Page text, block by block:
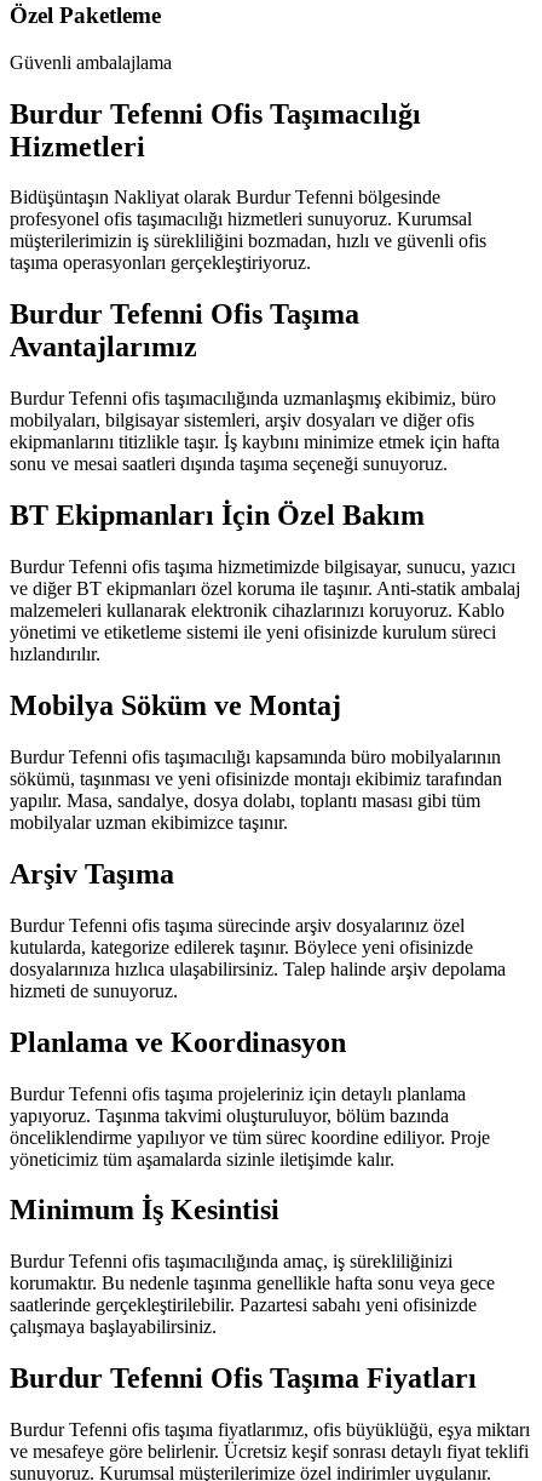
Özel Paketleme
Güvenli ambalajlama
Burdur Tefenni Ofis Taşımacılığı
Hizmetleri
Bidüşüntaşın Nakliyat olarak Burdur Tefenni bölgesinde
profesyonel ofis taşımacılığı hizmetleri sunuyoruz. Kurumsal
müşterilerimizin iş sürekliliğini bozmadan, hızlı ve güvenli ofis
taşıma operasyonları gerçekleştiriyoruz.
Burdur Tefenni Ofis Taşıma
Avantajlarımız
Burdur Tefenni ofis taşımacılığında uzmanlaşmış ekibimiz, büro
mobilyaları, bilgisayar sistemleri, arşiv dosyaları ve diğer ofis
ekipmanlarını titizlikle taşır. İş kaybını minimize etmek için hafta
sonu ve mesai saatleri dışında taşıma seçeneği sunuyoruz.
BT Ekipmanları İçin Özel Bakım
Burdur Tefenni ofis taşıma hizmetimizde bilgisayar, sunucu, yazıcı
ve diğer BT ekipmanları özel koruma ile taşınır. Anti-statik ambalaj
malzemeleri kullanarak elektronik cihazlarınızı koruyoruz. Kablo
yönetimi ve etiketleme sistemi ile yeni ofisinizde kurulum süreci
hızlandırılır.
Mobilya Söküm ve Montaj
Burdur Tefenni ofis taşımacılığı kapsamında büro mobilyalarının
sökümü, taşınması ve yeni ofisinizde montajı ekibimiz tarafından
yapılır. Masa, sandalye, dosya dolabı, toplantı masası gibi tüm
mobilyalar uzman ekibimizce taşınır.
Arşiv Taşıma
Burdur Tefenni ofis taşıma sürecinde arşiv dosyalarınız özel
kutularda, kategorize edilerek taşınır. Böylece yeni ofisinizde
dosyalarınıza hızlıca ulaşabilirsiniz. Talep halinde arşiv depolama
hizmeti de sunuyoruz.
Planlama ve Koordinasyon
Burdur Tefenni ofis taşıma projeleriniz için detaylı planlama
yapıyoruz. Taşınma takvimi oluşturuluyor, bölüm bazında
önceliklendirme yapılıyor ve tüm sürec koordine ediliyor. Proje
yöneticimiz tüm aşamalarda sizinle iletişimde kalır.
Minimum İş Kesintisi
Burdur Tefenni ofis taşımacılığında amaç, iş sürekliliğinizi
korumaktır. Bu nedenle taşınma genellikle hafta sonu veya gece
saatlerinde gerçekleştirilebilir. Pazartesi sabahı yeni ofisinizde
çalışmaya başlayabilirsiniz.
Burdur Tefenni Ofis Taşıma Fiyatları
Burdur Tefenni ofis taşıma fiyatlarımız, ofis büyüklüğü, eşya miktarı
ve mesafeye göre belirlenir. Ücretsiz keşif sonrası detaylı fiyat teklifi
sunuyoruz. Kurumsal müşterilerimize özel indirimler uygulanır.